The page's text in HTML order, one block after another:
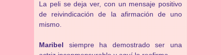
La peli se deja ver, con un mensaje positivo
de reivindicación de la afirmación de uno
mismo.
Maribel siempre ha demostrado ser una